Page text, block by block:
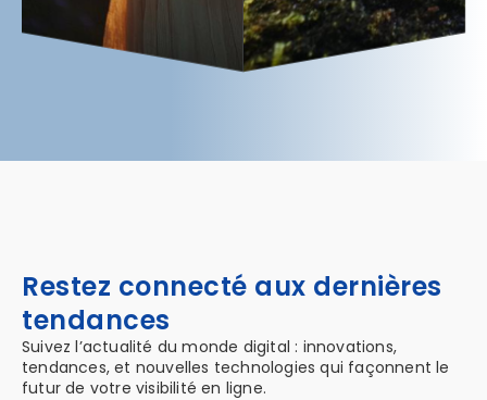
Restez connecté aux dernières
tendances
Suivez l’actualité du monde digital : innovations,
tendances, et nouvelles technologies qui façonnent le
futur de votre visibilité en ligne.